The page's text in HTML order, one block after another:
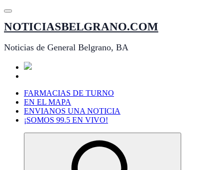
Saltar
contenido
NOTICIASBELGRANO.COM
Noticias de General Belgrano, BA
FARMACIAS DE TURNO
EN EL MAPA
ENVIANOS UNA NOTICIA
¡SOMOS 99.5 EN VIVO!